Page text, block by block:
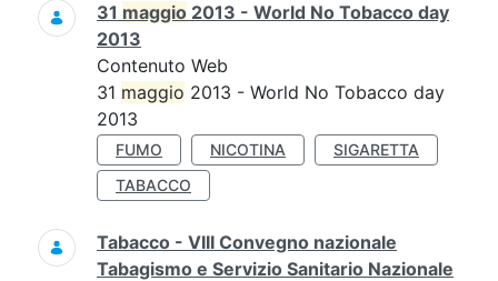
31 maggio 2013 - World No Tobacco day
2013
Contenuto Web
31 maggio 2013 - World No Tobacco day
2013
FUMO NICOTINA
SIGARETTA
TABACCO
Tabacco - VIII Convegno nazionale
Tabagismo e Servizio Sanitario Nazionale